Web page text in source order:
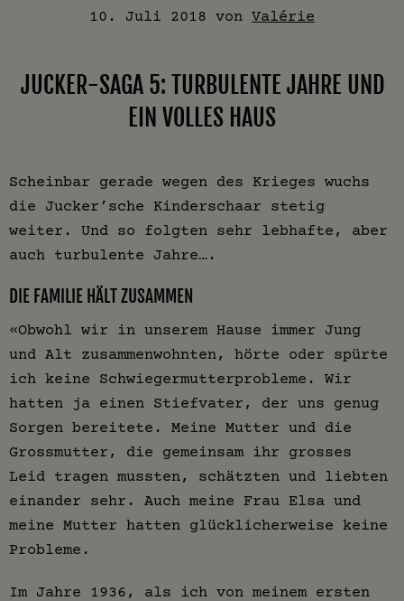
10. Juli 2018 von Valérie
JUCKER-SAGA 5: TURBULENTE JAHRE UND
EIN VOLLES HAUS
Scheinbar gerade wegen des Krieges wuchs
die Jucker’sche Kinderschaar stetig
weiter. Und so folgten sehr lebhafte, aber
auch turbulente Jahre….
DIE FAMILIE HÄLT ZUSAMMEN
«Obwohl wir in unserem Hause immer Jung
und Alt zusammenwohnten, hörte oder spürte
ich keine Schwiegermutterprobleme. Wir
hatten ja einen Stiefvater, der uns genug
Sorgen bereitete. Meine Mutter und die
Grossmutter, die gemeinsam ihr grosses
Leid tragen mussten, schätzten und liebten
einander sehr. Auch meine Frau Elsa und
meine Mutter hatten glücklicherweise keine
Probleme.
Im Jahre 1936, als ich von meinem ersten